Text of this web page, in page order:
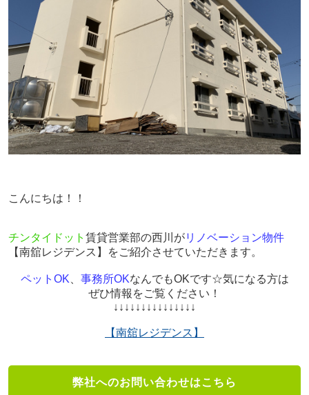
こんにちは！！
チンタイドット 賃貸営業部の西川がリノベーション物件
【南舘レジデンス】をご紹介させていただきます。
ペットOK 事務所OKなんでもOKです☆気になる方は
ぜひ情報をご覧ください！
↓↓↓↓↓↓↓↓↓↓↓↓↓↓↓
【南舘レジデンス】
弊社へのお問い合わせはこちら